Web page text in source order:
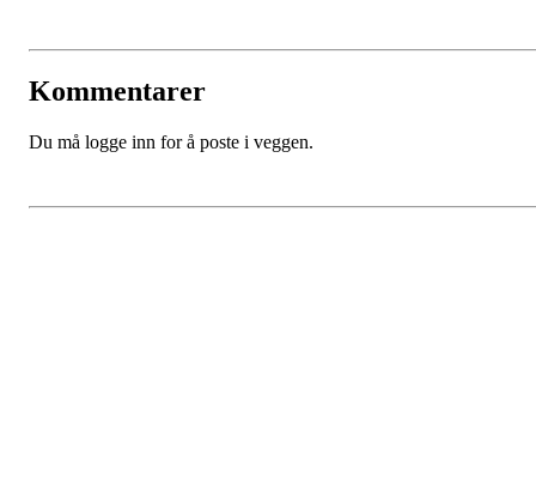
Kommentarer
Du må logge inn for å poste i veggen.